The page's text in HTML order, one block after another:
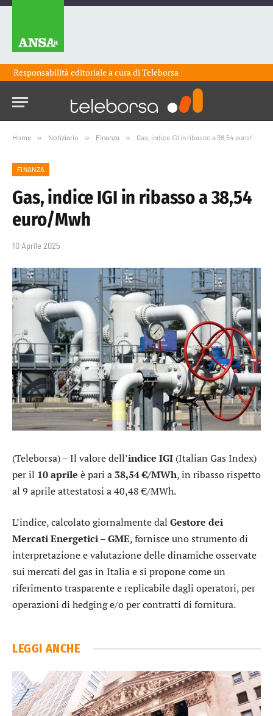
Responsabilità editoriale a cura diTeleborsa
Home » Notiziario » Finanza » Gas, indice IGI in ribasso a 38,54 euro/Mwh
FINANZA
Gas, indice IGI in ribasso a 38,54
euro/Mwh
10 Aprile 2025
(Teleborsa) – Il valore dell’indice IGI (Italian Gas Index)
per il 10 aprile è pari a 38,54 €/MWh, in ribasso rispetto
al 9 aprile attestatosi a 40,48 €/MWh.
L’indice, calcolato giornalmente dal Gestore dei
Mercati Energetici – GME, fornisce uno strumento di
interpretazione e valutazione delle dinamiche osservate
sui mercati del gas in Italia e si propone come un
riferimento trasparente e replicabile dagli operatori, per
operazioni di hedging e/o per contratti di fornitura.
LEGGI ANCHE